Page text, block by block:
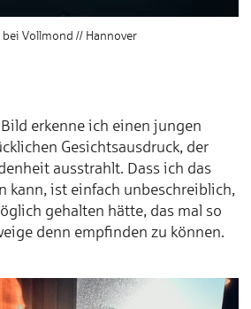
Vollmond // Hannover
erkenne ich einen jungen
Gesichtsausdruck, der
ausstrahlt. Dass ich das
kann, ist einfach unbeschreiblich,
gehalten hätte, das mal so
denn empfinden zu können.